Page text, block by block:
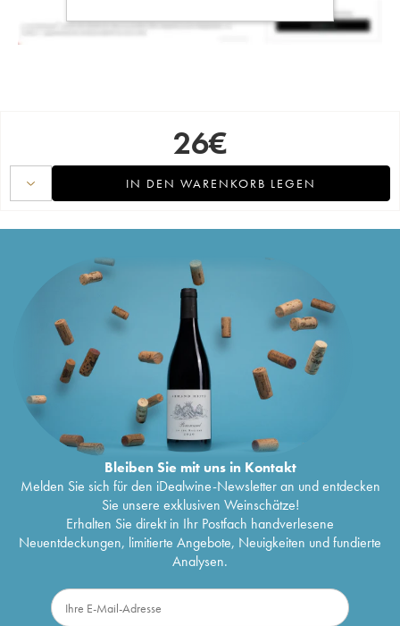
26€
IN DEN WARENKORB LEGEN
Bleiben Sie mit uns in Kontakt
Melden Sie sich für den iDealwine-Newsletter an und entdecken
Sie unsere exklusiven Weinschätze!
Erhalten Sie direkt in Ihr Postfach handverlesene
Neuentdeckungen, limitierte Angebote, Neuigkeiten und fundierte
Analysen.